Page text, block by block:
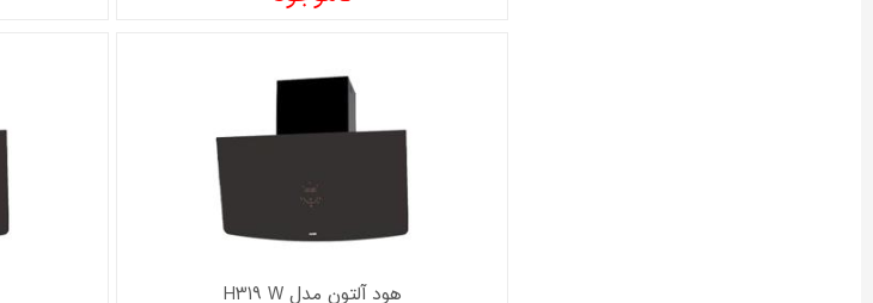
هود آلتون مدل H319 W